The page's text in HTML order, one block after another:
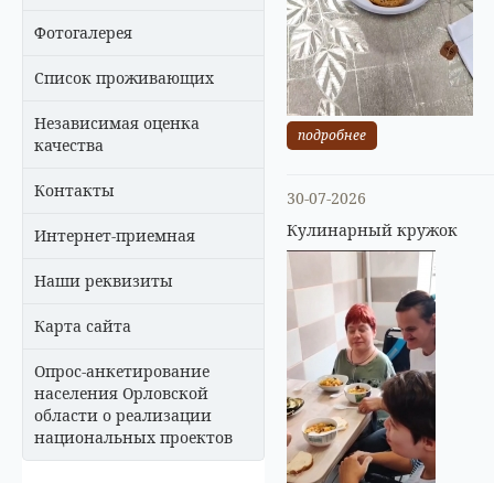
Фотогалерея
Список проживающих
Независимая оценка
качества
Контакты
Интернет-приемная
Наши реквизиты
Карта сайта
Опрос-анкетирование
населения Орловской
области о реализации
национальных проектов
подробнее
30-07-2026
Кулинарный кружок